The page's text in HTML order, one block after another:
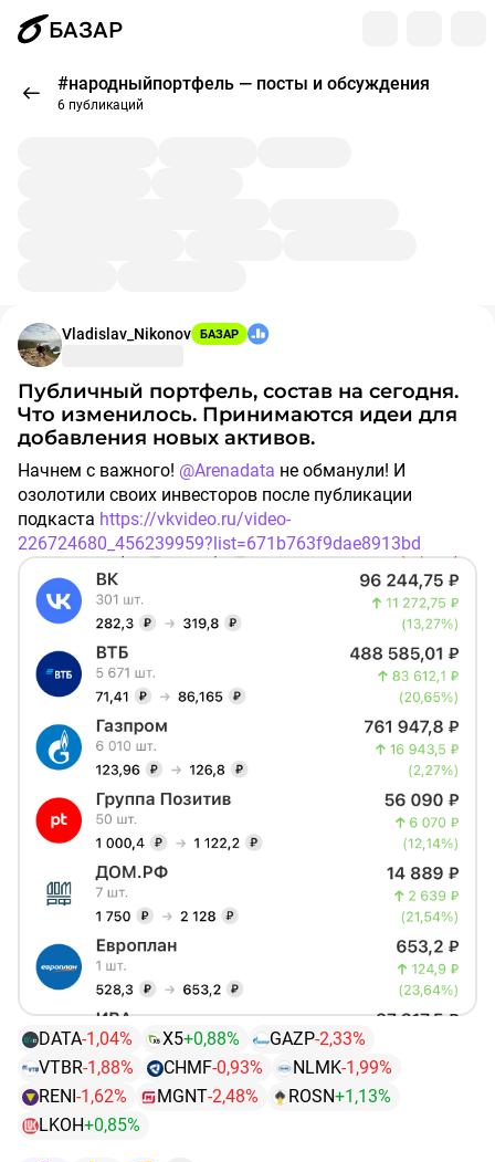
БАЗАР
#народныйпортфель — посты и обсуждения
6 публикаций
Vladislav_Nikonov БАЗАР
Публичный портфель, состав на сегодня.
Что изменилось. Принимаются идеи для
добавления новых активов.
Начнем с важного! @Arenadata не обманули! И
озолотили своих инвесторов после публикации
подкаста https://vkvideo.ru/video-
226724680_456239959?list=671b763f9dae8913bd
https://youtu.be/rp6AlYn46HI?si=qkwMNDh661Z0a1BW
-
$DATAрост составил более 20% !!! За ОДИН месяц.
Какие еще аргументы нужны для того, чтобы смотреть
#подкасты
DATA-1,04% X5+0,88% GAZP-2,33%
VTBR-1,88% CHMF-0,93% NLMK-1,99%
RENI-1,62% MGNT-2,48% ROSN+1,13%
LKOH+0,85%